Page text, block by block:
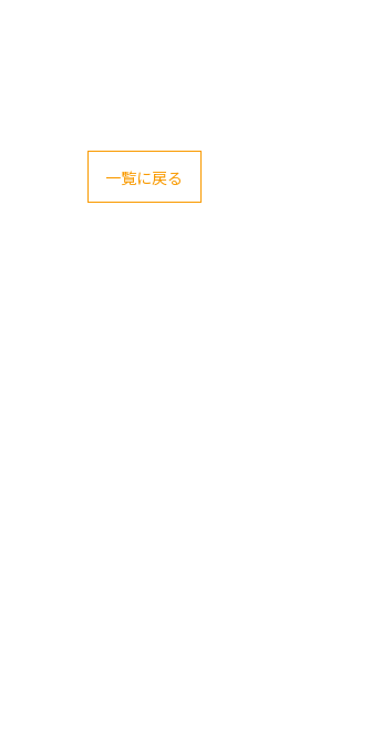
一覧に戻る